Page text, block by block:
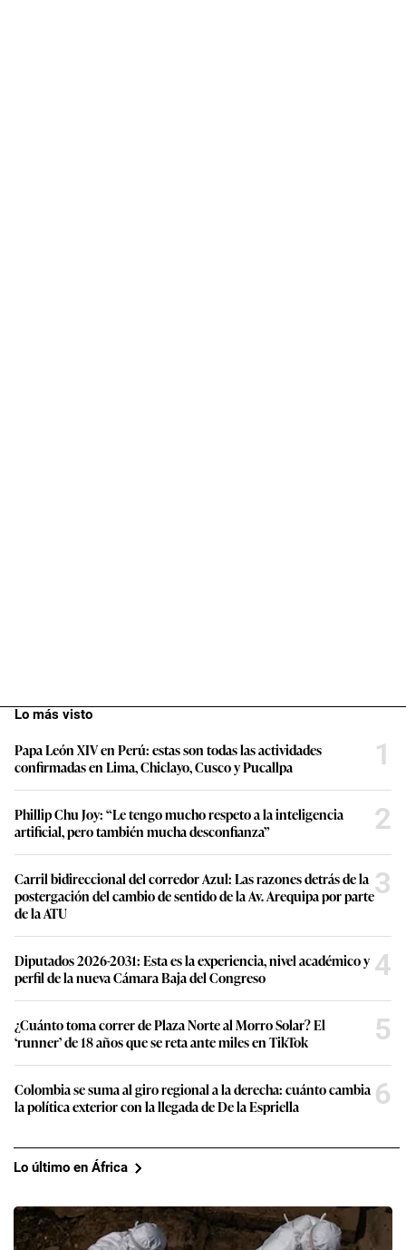
Lo más visto
Papa León XIV en Perú: estas son todas las actividades
confirmadas en Lima, Chiclayo, Cusco y Pucallpa
1
Phillip Chu Joy: “Le tengo mucho respeto a la inteligencia
artificial, pero también mucha desconfianza”
2
Carril bidireccional del corredor Azul: Las razones detrás de la
postergación del cambio de sentido de la Av. Arequipa por parte
de la ATU
3
Diputados 2026-2031: Esta es la experiencia, nivel académico y
perfil de la nueva Cámara Baja del Congreso
4
¿Cuánto toma correr de Plaza Norte al Morro Solar? El
‘runner’ de 18 años que se reta ante miles en TikTok
5
Colombia se suma al giro regional a la derecha: cuánto cambia
la política exterior con la llegada de De la Espriella
6
Lo último en África